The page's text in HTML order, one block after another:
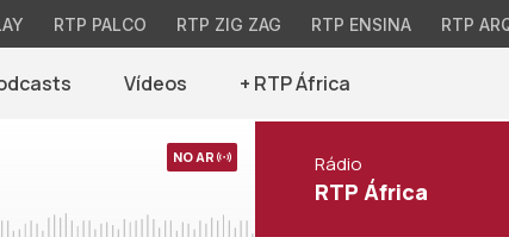
RTP PALCO RTP ZIG ZAG RTP ENSINA RTP
Vídeos + RTP África
NO AR Rádio
RTP África